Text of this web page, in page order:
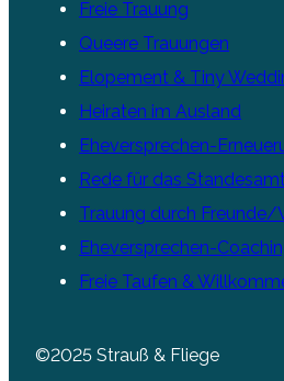
Freie Trauung
Queere Trauungen
Elopement & Tiny
Heiraten im Ausland
Eheversprechen-
Rede für das
Trauung durch Freunde/
Eheversprechen-
Freie Taufen &
©2025 Strauß & Fliege